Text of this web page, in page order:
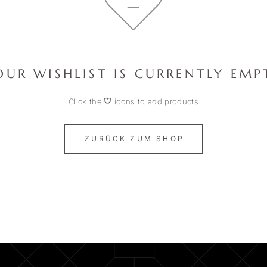
WISHLIST IS CURRENTLY
Click the icons to add products
ZURÜCK ZUM SHOP